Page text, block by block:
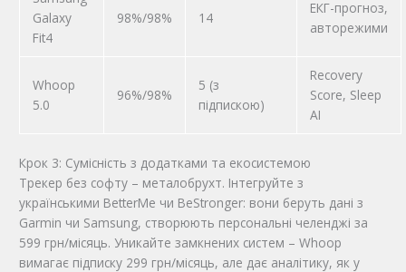
Galaxy
Fit4
98%/98% 14
ЕКГ-прогноз,
авторежими
Whoop
5.0
96%/98%
5 (з
підпискою)
Recovery
Score, Sleep
AI
Крок 3: Сумісність з додатками та екосистемою
Трекер без софту – металобрухт. Інтегруйте з
українськими BetterMe чи BeStronger: вони беруть дані з
Garmin чи Samsung, створюють персональні челенджі за
599 грн/місяць. Уникайте замкнених систем – Whoop
вимагає підписку 299 грн/місяць, але дає аналітику, як у